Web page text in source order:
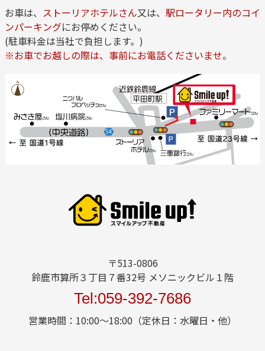
お車は、 ストーリアホテルさん又は、 駅ロータリー内のコイ
ンパーキングにお停めください。
(駐車料金は当社で負担します。)
※お車でお越しの際は、事前にお電話くださいませ。
〒513-0806
鈴鹿市算所３丁目７番32号 メソニックビル１階
Tel:059-392-7686
営業時間：10:00～18:00（定休日：水曜日・他）